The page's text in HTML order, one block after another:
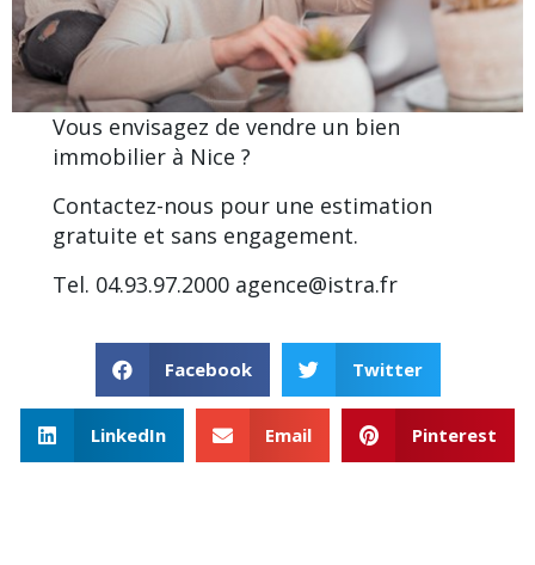
Vous envisagez de vendre un bien
immobilier à Nice ?
Contactez-nous pour une estimation
gratuite et sans engagement.
Tel. 04.93.97.2000 agence@istra.fr
Facebook Twitter
LinkedIn Email Pinterest